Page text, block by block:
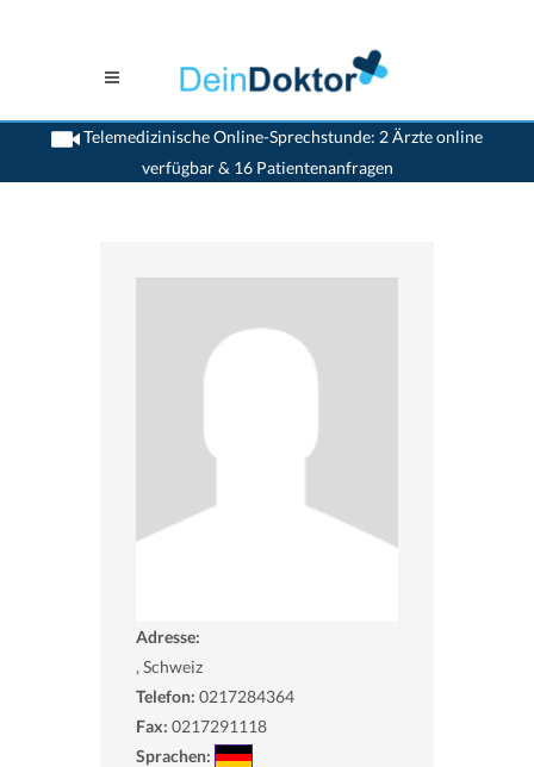
Telemedizinische Online-Sprechstunde: 2 Ärzte online
verfügbar & 16 Patientenanfragen
>Allgemeinaerzte>>Dr. Bruno Macherel>Sprechstunde mit Dr. Bruno Macherel
Adresse:
, Schweiz
Telefon: 0217284364
Fax: 0217291118
Sprachen: